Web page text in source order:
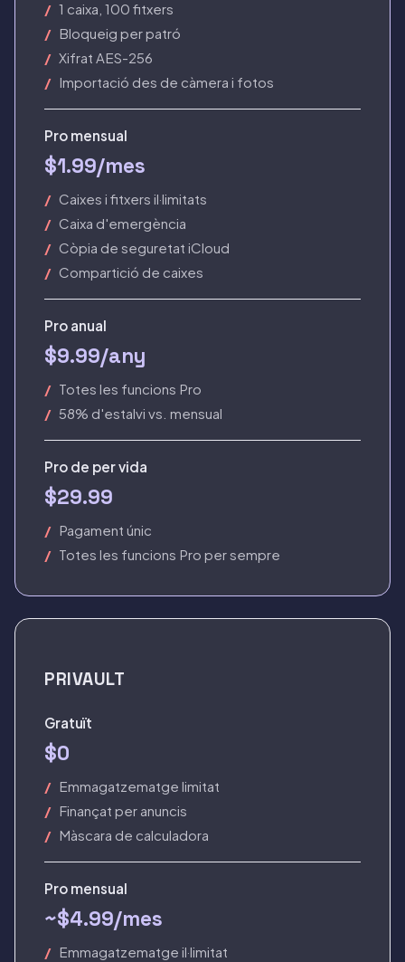
1 caixa, 100 fitxers
Bloqueig per patró
Xifrat AES-256
Importació des de càmera i fotos
Pro mensual
$1.99/mes
Caixes i fitxers il·limitats
Caixa d'emergència
Còpia de seguretat iCloud
Compartició de caixes
Pro anual
$9.99/any
Totes les funcions Pro
58% d'estalvi vs. mensual
Pro de per vida
$29.99
Pagament únic
Totes les funcions Pro per sempre
PRIVAULT
Gratuït
$0
Emmagatzematge limitat
Finançat per anuncis
Màscara de calculadora
Pro mensual
~$4.99/mes
Emmagatzematge il·limitat